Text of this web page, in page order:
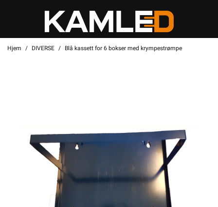
Hjem DIVERSE Blå kassett for 6 bokser med krympestrømpe